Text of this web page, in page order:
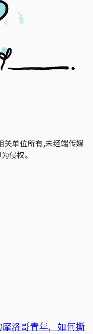
关单位所有,未经端传媒
侵权。
洛哥青年，如何撕